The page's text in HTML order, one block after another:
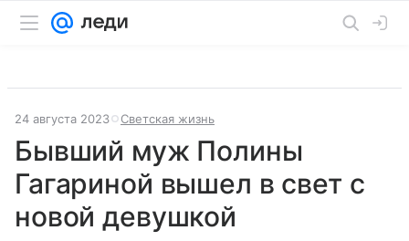
24 августа 2023 Светская жизнь
Бывший муж Полины
Гагариной вышел в свет с
новой девушкой